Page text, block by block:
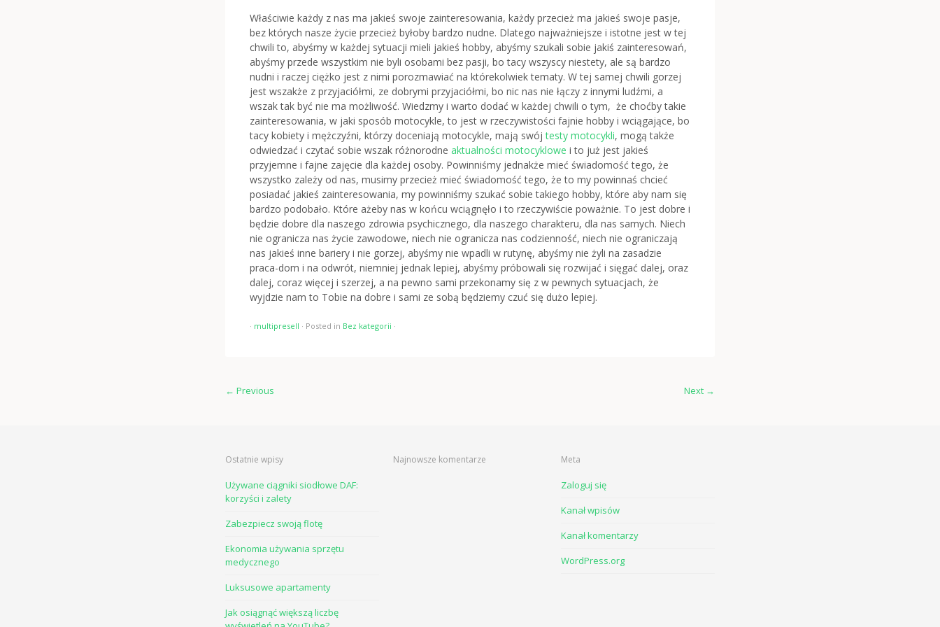
Właściwie każdy z nas ma jakieś swoje zainteresowania, każdy przecież ma jakieś swoje pasje,
bez których nasze życie przecież byłoby bardzo nudne. Dlatego najważniejsze i istotne jest w tej
chwili to, abyśmy w każdej sytuacji mieli jakieś hobby, abyśmy szukali sobie jakiś zainteresowań,
abyśmy przede wszystkim nie byli osobami bez pasji, bo tacy wszyscy niestety, ale są bardzo
nudni i raczej ciężko jest z nimi porozmawiać na którekolwiek tematy. W tej samej chwili gorzej
jest wszakże z przyjaciółmi, ze dobrymi przyjaciółmi, bo nic nas nie łączy z innymi ludźmi, a
wszak tak być nie ma możliwość. Wiedzmy i warto dodać w każdej chwili o tym, że choćby takie
zainteresowania, w jaki sposób motocykle, to jest w rzeczywistości fajnie hobby i wciągające, bo
tacy kobiety i mężczyźni, którzy doceniają motocykle, mają swójtesty motocykli, mogą także
odwiedzać i czytać sobie wszak różnorodne aktualności motocyklowe i to już jest jakieś
przyjemne i fajne zajęcie dla każdej osoby. Powinniśmy jednakże mieć świadomość tego, że
wszystko zależy od nas, musimy przecież mieć świadomość tego, że to my powinnaś chcieć
posiadać jakieś zainteresowania, my powinniśmy szukać sobie takiego hobby, które aby nam się
bardzo podobało. Które ażeby nas w końcu wciągnęło i to rzeczywiście poważnie. To jest dobre i
będzie dobre dla naszego zdrowia psychicznego, dla naszego charakteru, dla nas samych. Niech
nie ogranicza nas życie zawodowe, niech nie ogranicza nas codzienność, niech nie ograniczają
nas jakieś inne bariery i nie gorzej, abyśmy nie wpadli w rutynę, abyśmy nie żyli na zasadzie
praca-dom i na odwrót, niemniej jednak lepiej, abyśmy próbowali się rozwijać i sięgać dalej, oraz
dalej, coraz więcej i szerzej, a na pewno sami przekonamy się z w pewnych sytuacjach, że
wyjdzie nam to Tobie na dobre i sami ze sobą będziemy czuć się dużo lepiej.
· multipresell · Posted in Bez kategorii ·
← Previous Next →
Ostatnie wpisy
Używane ciągniki siodłowe DAF:
korzyści i zalety
Zabezpiecz swoją flotę
Ekonomia używania sprzętu
medycznego
Luksusowe apartamenty
Jak osiągnąć większą liczbę
Najnowsze komentarze Meta
Zaloguj się
Kanał wpisów
Kanał komentarzy
WordPress.org